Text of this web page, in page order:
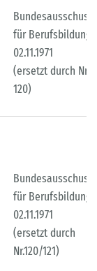
Bundesausschuss
für Berufsbildung
02.11.1971
(ersetzt durch Nr.
120)
Bundesausschuss
für Berufsbildung
02.11.1971
(ersetzt durch
Nr.120/121)